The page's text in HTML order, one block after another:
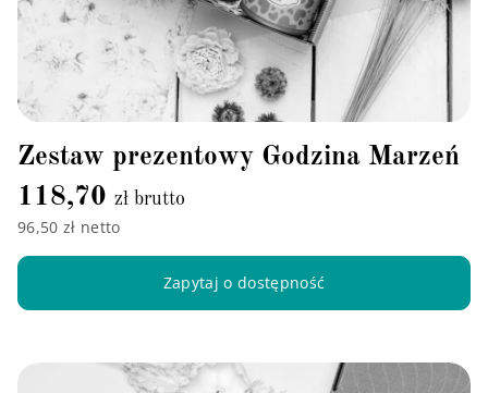
Zestaw prezentowy Godzina Marzeń
118,70 zł brutto
96,50 zł netto
Zapytaj o dostępność